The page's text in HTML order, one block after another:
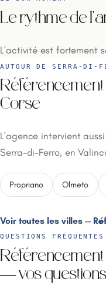
Le rythme de
L'activité est fortement
AUTOUR DE SERRA-DI-
Référencement
Corse
L'agence intervient
Serra-di-Ferro, en
Propriano Olmeto
Voir toutes les villes —
QUESTIONS FRÉQUENTES
— vos questions